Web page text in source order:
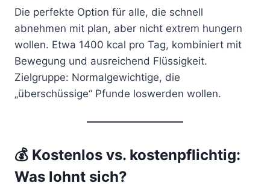
Die perfekte Option für alle, die schnell
abnehmen mit plan, aber nicht extrem hungern
wollen. Etwa 1400 kcal pro Tag, kombiniert mit
Bewegung und ausreichend Flüssigkeit.
Zielgruppe: Normalgewichtige, die
„überschüssige“ Pfunde loswerden wollen.
💰 Kostenlos vs. kostenpflichtig:
Was lohnt sich?